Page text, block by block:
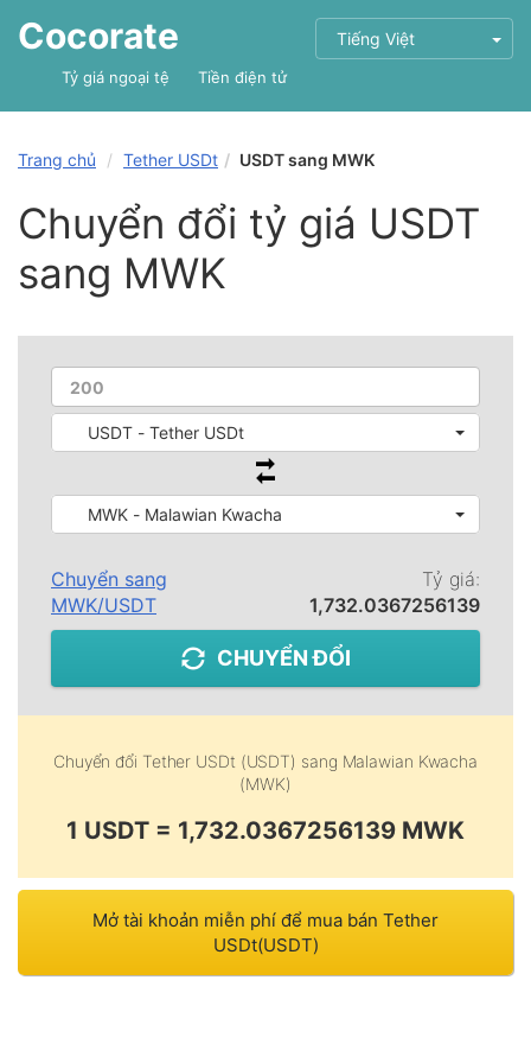
Cocorate Tiếng Việt
Tỷ giá ngoại tệ Tiền điện tử
Trang chủ Tether USDt USDT sang MWK
Chuyển đổi tỷ giá USDT
sang MWK
USDT - Tether USDt
MWK - Malawian Kwacha
Chuyển sang
MWK/USDT
Tỷ giá:
1,732.0367256139
CHUYỂN ĐỔI
Chuyển đổi Tether USDt (USDT) sang Malawian Kwacha
(MWK)
1 USDT = 1,732.0367256139 MWK
Mở tài khoản miễn phí để mua bán Tether
USDt(USDT)